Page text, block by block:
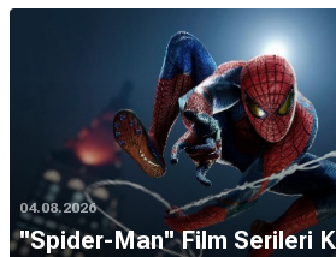
04.08.2026
''Spider-Man'' Film Serileri